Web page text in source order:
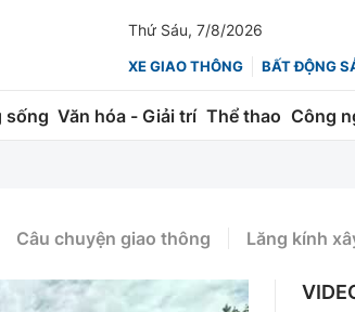
Thứ Sáu, 7/8/2026
XE GIAO THÔNG BẤT ĐỘNG
sống Văn hóa - Giải trí Thể thao Công
Thị trường
Tài chính
Câu chuyện giao thông Lăng kính